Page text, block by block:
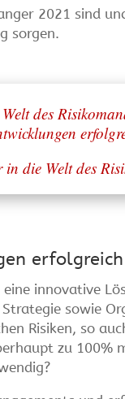
2021 sind
sorgen.
des
die Welt des
innovative
sowie
Risiken, so
zu 100%